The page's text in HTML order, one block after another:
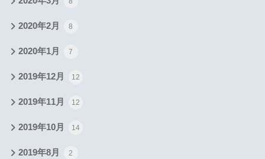
2020年2月 8
2020年1月 7
2019年12月 12
2019年11月 12
2019年10月 14
2019年8月 2